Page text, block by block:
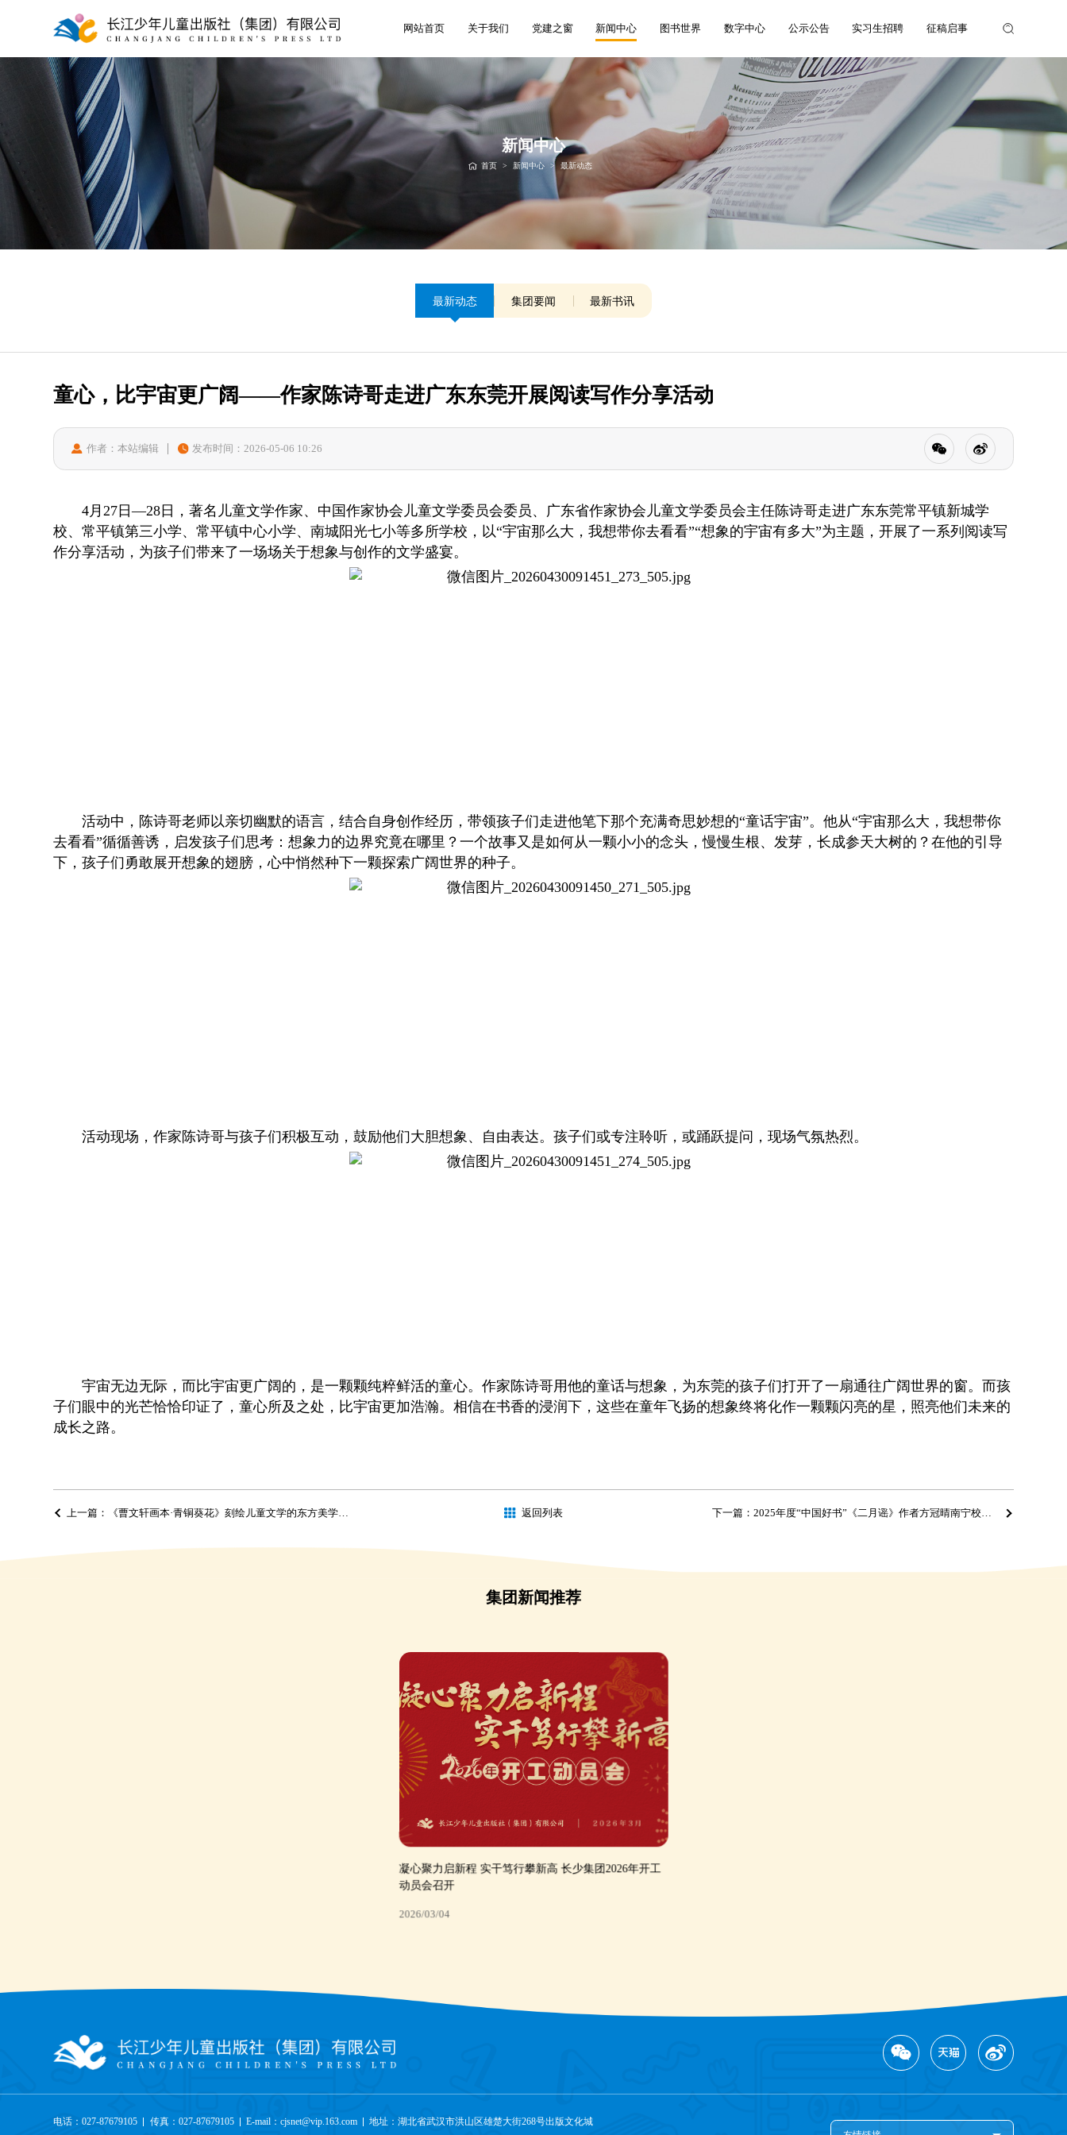
网站首页 关于我们 党建之窗 新闻中心 图书世界 数字中心 公示公告 实习生招聘 征稿启事
新闻中心
首页 > 新闻中心 > 最新动态
最新动态 集团要闻 最新书讯
童心，比宇宙更广阔——作家陈诗哥走进广东东莞开展阅读写作分享活动
作者：本站编辑 发布时间：2026-05-06 10:26
4月27日—28日，著名儿童文学作家、中国作家协会儿童文学委员会委员、广东省作家协会儿童文学委员会主任陈诗哥走进广东东莞常平镇新城学
校、常平镇第三小学、常平镇中心小学、南城阳光七小等多所学校，以“宇宙那么大，我想带你去看看”“想象的宇宙有多大”为主题，开展了一系列阅读写
作分享活动，为孩子们带来了一场场关于想象与创作的文学盛宴。
活动中，陈诗哥老师以亲切幽默的语言，结合自身创作经历，带领孩子们走进他笔下那个充满奇思妙想的“童话宇宙”。他从“宇宙那么大，我想带你
去看看”循循善诱，启发孩子们思考：想象力的边界究竟在哪里？一个故事又是如何从一颗小小的念头，慢慢生根、发芽，长成参天大树的？在他的引导
下，孩子们勇敢展开想象的翅膀，心中悄然种下一颗探索广阔世界的种子。
活动现场，作家陈诗哥与孩子们积极互动，鼓励他们大胆想象、自由表达。孩子们或专注聆听，或踊跃提问，现场气氛热烈。
宇宙无边无际，而比宇宙更广阔的，是一颗颗纯粹鲜活的童心。作家陈诗哥用他的童话与想象，为东莞的孩子们打开了一扇通往广阔世界的窗。而孩
子们眼中的光芒恰恰印证了，童心所及之处，比宇宙更加浩瀚。相信在书香的浸润下，这些在童年飞扬的想象终将化作一颗颗闪亮的星，照亮他们未来的
成长之路。
上一篇：《曹文轩画本·青铜葵花》刻绘儿童文学的东方美学精神 返回列表 下一篇：2025年度“中国好书”《二月谣》作者方冠晴南宁校园行4月23日至24日，恰逢第31个“世界读书日”，2025年度“中国好书”《二月谣》的作者方冠晴老师走进广西河池市金城江第二小学、金城江第五小学以及钦州市松宇实验小学，为孩子们带来了题为“重温烽火岁月 聆听童谣回响”的阅读分享会，与孩子们面对面交流创作背后的故事与写作的秘诀。 1.JPG 5.jpg 一段烽火岁月的文学回响 “同学们，你们知道吗？《二月谣》里那些惊心动魄的故事，很多都是真实发生过的。”方冠晴老师用极富吸引力的讲述，将孩
集团新闻推荐
凝心聚力启新程 实干笃行攀新高 长少集团2026年开工
动员会召开
2026/03/04
凝心聚力启新程 实干笃行攀新高 长少集团2026年开工
电话：027-87679105 传真：027-87679105 E-mail：cjsnet@vip.163.com
地址：湖北省武汉市洪山区雄楚大街268号出版文化城